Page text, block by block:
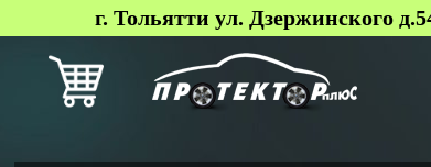
г. Тольятти ул. Дзержинского